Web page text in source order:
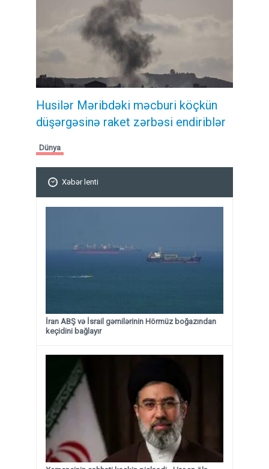
Husilər Məribdəki məcburi köçkün
düşərgəsinə raket zərbəsi endiriblər
Dünya
Xəbər lenti
İran ABŞ və İsrail gəmilərinin Hörmüz boğazından
keçidini bağlayır